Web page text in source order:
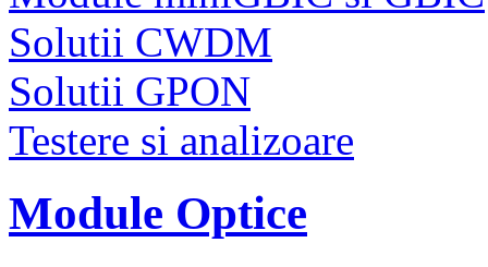
Solutii CWDM
Solutii GPON
Testere si analizoare
Module Optice